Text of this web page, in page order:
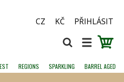
CZ KČ PŘIHLÁSIT
REGIONS SPARKLING BARREL AGED